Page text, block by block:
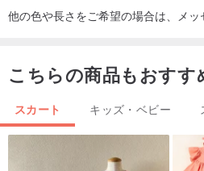
他の色や長さをご希望の場合は、メッ
こちらの商品もおすす
スカート キッズ・ベビー